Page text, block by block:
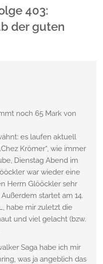
403:
der guten
noch 65 Mark von
es laufen aktuell
Krömer“, wie immer
Dienstag Abend im
war wieder eine
Herrn Glööckler sehr
startet am 14.
habe mir zuletzt die
und viel gelacht (bzw.
Saga habe ich mir
was ja angeblich das